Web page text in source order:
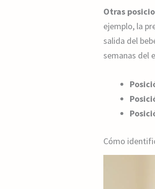
Otras
ejemplo, la
salida del
semanas del
Cómo